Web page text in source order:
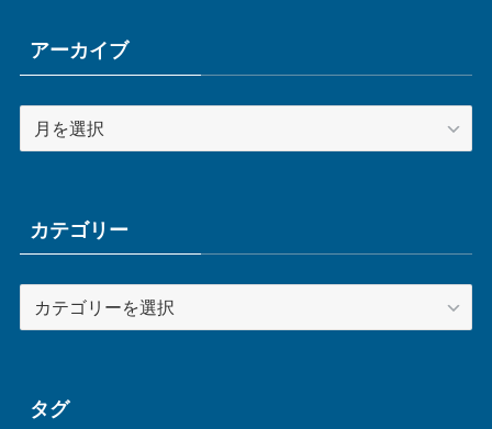
アーカイブ
ー
ブカテゴリー
テ
ータグ